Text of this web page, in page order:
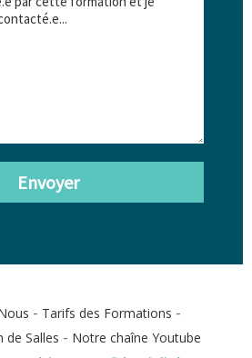
Envoyer
- Tarifs des Formations -
de Salles - Notre chaîne Youtube